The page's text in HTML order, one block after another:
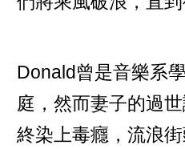
Donald曾是音樂系
庭，然而妻子的過
終染上毒癮，流浪